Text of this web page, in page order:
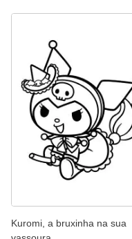
Kuromi, a bruxinha na sua